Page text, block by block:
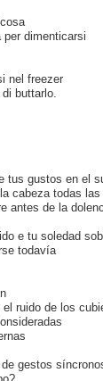
per dimenticarsi
nel freezer
buttarlo.
tus gustos en el
cabeza todas
antes de la
e tu soledad
todavía
ruido de los
gestos